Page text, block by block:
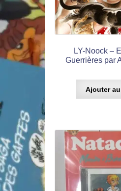
LY-Noock –
Guerrières par
Ajouter